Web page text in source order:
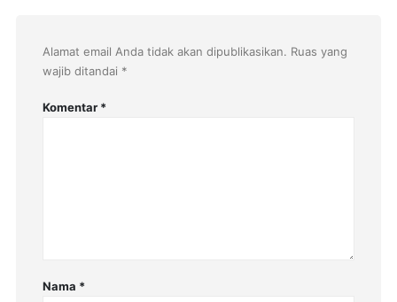
Alamat email Anda tidak akan dipublikasikan. Ruas yang
wajib ditandai *
Komentar *
Nama *